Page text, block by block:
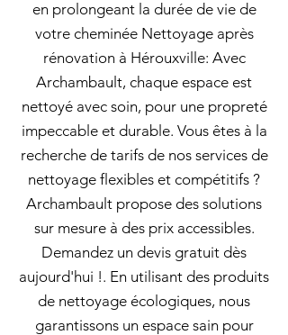
en prolongeant la durée de vie de
votre cheminée Nettoyage après
rénovation à Hérouxville: Avec
Archambault, chaque espace est
nettoyé avec soin, pour une propreté
impeccable et durable. Vous êtes à la
recherche de tarifs de nos services de
nettoyage flexibles et compétitifs ?
Archambault propose des solutions
sur mesure à des prix accessibles.
Demandez un devis gratuit dès
aujourd'hui !. En utilisant des produits
de nettoyage écologiques, nous
garantissons un espace sain pour